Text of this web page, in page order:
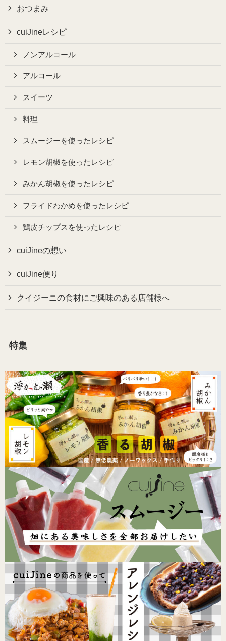
おつまみ
cuiJineレシピ
ノンアルコール
アルコール
スイーツ
料理
スムージーを使ったレシピ
レモン胡椒を使ったレシピ
みかん胡椒を使ったレシピ
フライドわかめを使ったレシピ
鶏皮チップスを使ったレシピ
cuiJineの想い
cuiJine便り
クイジーニの食材にご興味のある店舗様へ
特集